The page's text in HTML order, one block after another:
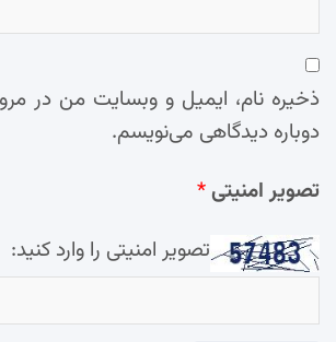
ذخیره نام، ایمیل و وبسایت من در
دوباره دیدگاهی می‌نویسم.
تصویر امنیتی*
تصویر امنیتی را وارد کنید: